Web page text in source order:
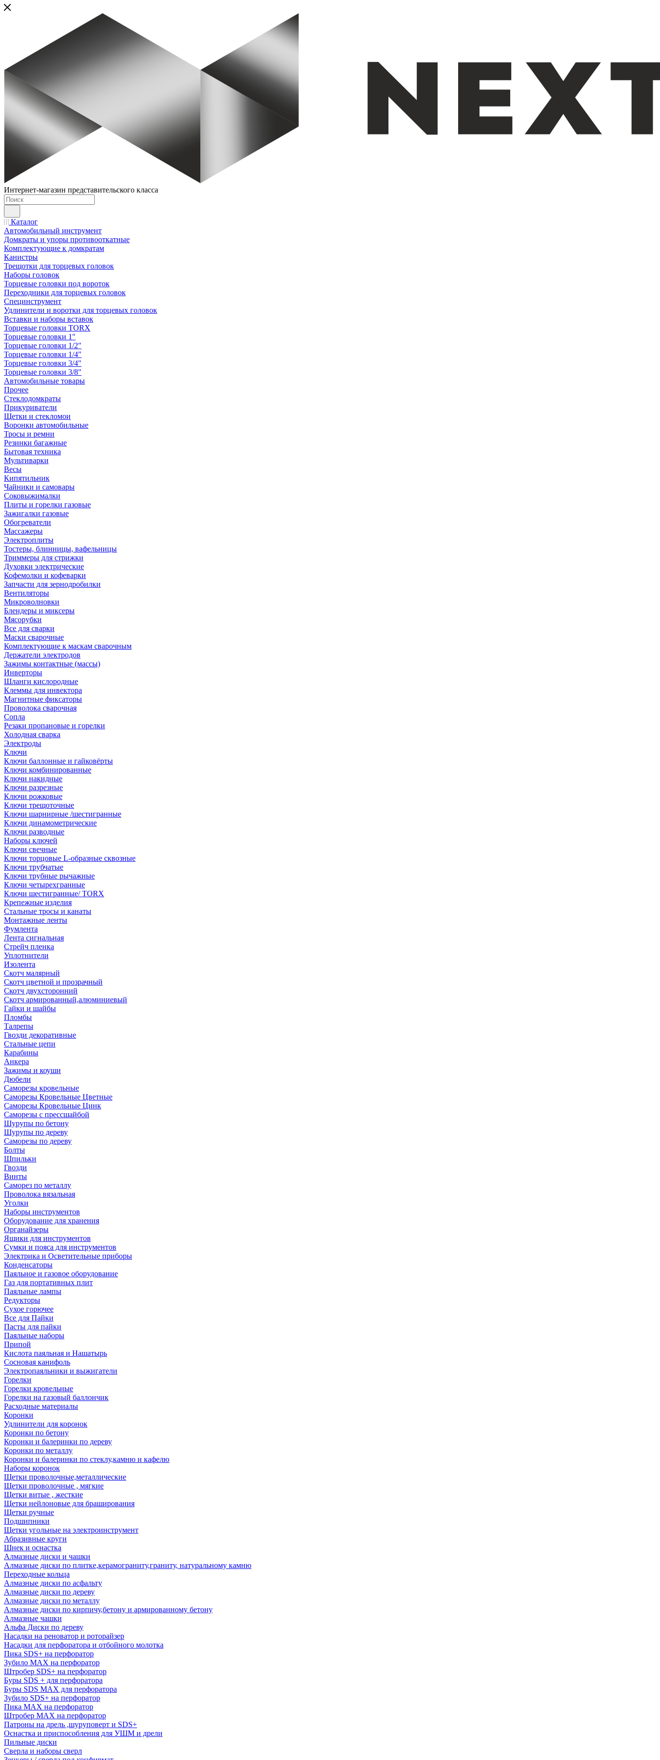
Интернет-магазин представительского класса
Каталог
Автомобильный инструмент
Домкраты и упоры противооткатные
Комплектующие к домкратам
Канистры
Трещотки для торцевых головок
Наборы головок
Торцевые головки под вороток
Переходники для торцевых головок
Специнструмент
Удлинители и воротки для торцевых головок
Вставки и наборы вставок
Торцевые головки TORX
Торцевые головки 1"
Торцевые головки 1/2"
Торцевые головки 1/4"
Торцевые головки 3/4"
Торцевые головки 3/8"
Автомобильные товары
Прочее
Стеклодомкраты
Прикуриватели
Щетки и стекломои
Воронки автомобильные
Тросы и ремни
Резинки багажные
Бытовая техника
Мультиварки
Весы
Кипятильник
Чайники и самовары
Соковыжималки
Плиты и горелки газовые
Зажигалки газовые
Обогреватели
Массажеры
Электроплиты
Тостеры, блинницы, вафельницы
Триммеры для стрижки
Духовки электрические
Кофемолки и кофеварки
Запчасти для зернодробилки
Вентиляторы
Микроволновки
Блендеры и миксеры
Мясорубки
Все для сварки
Маски сварочные
Комплектующие к маскам сварочным
Держатели электродов
Зажимы контактные (массы)
Инверторы
Шланги кислородные
Клеммы для инвектора
Магнитные фиксаторы
Проволока сварочная
Сопла
Резаки пропановые и горелки
Холодная сварка
Электроды
Ключи
Ключи баллонные и гайковёрты
Ключи комбинированные
Ключи накидные
Ключи разрезные
Ключи рожковые
Ключи трещоточные
Ключи шарнирные /шестигранные
Ключи динамометрические
Ключи разводные
Наборы ключей
Ключи свечные
Ключи торцовые L-образные сквозные
Ключи трубчатые
Ключи трубные рычажные
Ключи четырехгранные
Ключи шестигранные/ TORX
Крепежные изделия
Стальные тросы и канаты
Монтажные ленты
Фумлента
Лента сигнальная
Стрейч пленка
Уплотнители
Изолента
Скотч малярный
Скотч цветной и прозрачный
Скотч двухсторонний
Скотч армированный,алюминиевый
Гайки и шайбы
Пломбы
Талрепы
Гвозди декоративные
Стальные цепи
Карабины
Анкера
Зажимы и коуши
Дюбели
Саморезы кровельные
Саморезы Кровельные Цветные
Саморезы Кровельные Цинк
Саморезы с прессшайбой
Шурупы по бетону
Шурупы по дереву
Саморезы по дереву
Болты
Шпильки
Гвозди
Винты
Саморез по металлу
Проволока вязальная
Уголки
Наборы инструментов
Оборудование для хранения
Органайзеры
Ящики для инструментов
Сумки и пояса для инструментов
Электрика и Осветительные приборы
Конденсаторы
Паяльное и газовое оборудование
Газ для портативных плит
Паяльные лампы
Редукторы
Сухое горючее
Все для Пайки
Пасты для пайки
Паяльные наборы
Припой
Кислота паяльная и Нашатырь
Сосновая канифоль
Электропаяльники и выжигатели
Горелки
Горелки кровельные
Горелки на газовый баллончик
Расходные материалы
Коронки
Удлинители для коронок
Коронки по бетону
Коронки и балеринки по дереву
Коронки по металлу
Коронки и балеринки по стеклу,камню и кафелю
Наборы коронок
Щетки проволочные,металлические
Щетки проволочные , мягкие
Щетки витые , жесткие
Щетки нейлоновые для браширования
Щетки ручные
Подшипники
Щетки угольные на электроинструмент
Абразивные круги
Шнек и оснастка
Алмазные диски и чашки
Алмазные диски по плитке,керамограниту,граниту, натуральному камню
Переходные кольца
Алмазные диски по асфальту
Алмазные диски по дереву
Алмазные диски по металлу
Алмазные диски по кирпичу,бетону и армированному бетону
Алмазные чашки
Альфа Диски по дереву
Насадки на реноватор и роторайзер
Насадки для перфоратора и отбойного молотка
Пика SDS+ на перфоратор
Зубило MAX на перфоратор
Штробер SDS+ на перфоратор
Буры SDS + для перфоратора
Буры SDS MAX для перфоратора
Зубило SDS+ на перфоратор
Пика MAX на перфоратор
Штробер MAX на перфоратор
Патроны на дрель ,шуруповерт и SDS+
Оснастка и приспособления для УШМ и дрели
Пильные диски
Сверла и наборы сверл